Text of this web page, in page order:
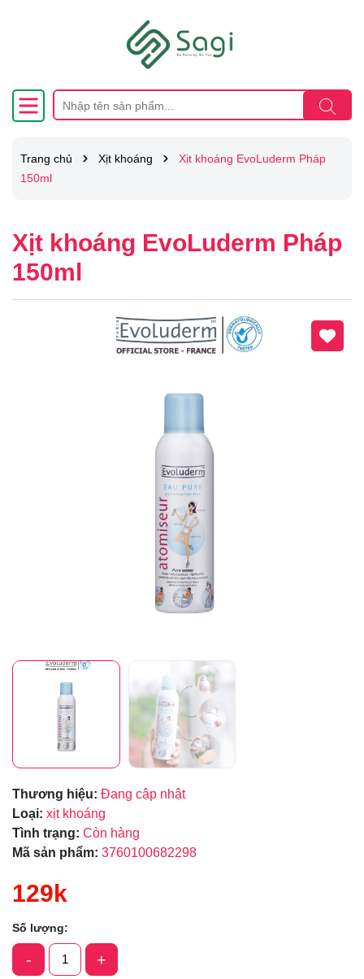
Trang chủ Xịt khoáng
Xịt khoáng EvoLuderm Pháp
150ml
Xịt khoáng EvoLuderm Pháp
150ml
Thương hiệu: Đang cập nhật
Loại: xịt khoáng
Tình trạng: Còn hàng
Mã sản phẩm: 3760100682298
129k
Số lượng:
- +
Mã giảm giá:
Ngày hết hạn:
Điều kiện: